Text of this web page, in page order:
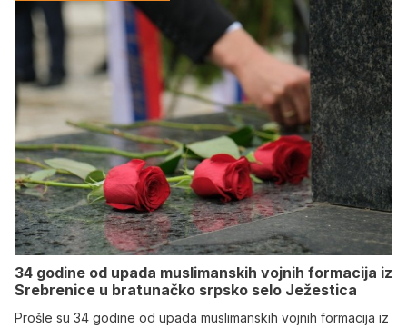
34 godine od upada muslimanskih vojnih formacija iz
Srebrenice u bratunačko srpsko selo Јežestica
Prošle su 34 godine od upada muslimanskih vojnih formacija iz